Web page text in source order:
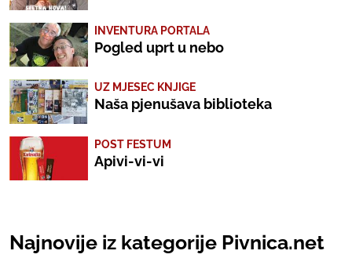
INVENTURA PORTALA
Pogled uprt u nebo
UZ MJESEC KNJIGE
Naša pjenušava biblioteka
POST FESTUM
Apivi-vi-vi
Najnovije iz kategorije Pivnica.net